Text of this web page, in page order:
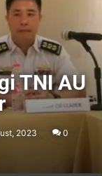
TNI AU
2023 0